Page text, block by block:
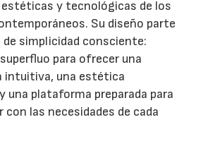
y tecnológicas de los
Su diseño parte
de simplicidad consciente:
para ofrecer una
intuitiva, una estética
una plataforma preparada para
con las necesidades de cada